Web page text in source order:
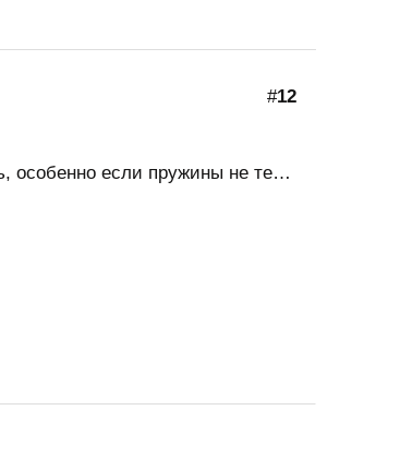
#12
особенно если пружины не те…